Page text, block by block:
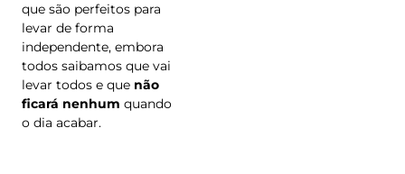
que são perfeitos para
levar de forma
independente, embora
todos saibamos que vai
levar todos e que não
ficará nenhum quando
o dia acabar.